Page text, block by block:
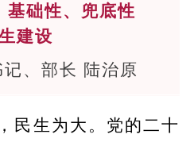
基础性、兜底性
建设
、部长 陆治原
民生为大。党的二十